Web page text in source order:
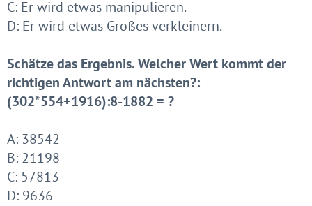
C: Er wird etwas manipulieren.
D: Er wird etwas Großes verkleinern.
Schätze das Ergebnis. Welcher Wert kommt der
richtigen Antwort am nächsten?:
(302*554+1916):8-1882 = ?
A: 38542
B: 21198
C: 57813
D: 9636